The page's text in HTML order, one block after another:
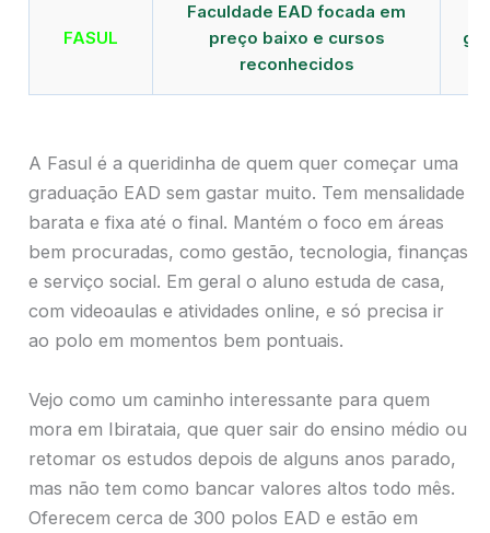
FASUL
Faculdade EAD focada em
preço baixo e cursos
reconhecidos
A Fasul é a queridinha de quem quer começar uma
graduação EAD sem gastar muito. Tem mensalidade
barata e fixa até o final. Mantém o foco em áreas
bem procuradas, como gestão, tecnologia, finanças
e serviço social. Em geral o aluno estuda de casa,
com videoaulas e atividades online, e só precisa ir
ao polo em momentos bem pontuais.
Vejo como um caminho interessante para quem
mora em Ibirataia, que quer sair do ensino médio ou
retomar os estudos depois de alguns anos parado,
mas não tem como bancar valores altos todo mês.
Oferecem cerca de 300 polos EAD e estão em